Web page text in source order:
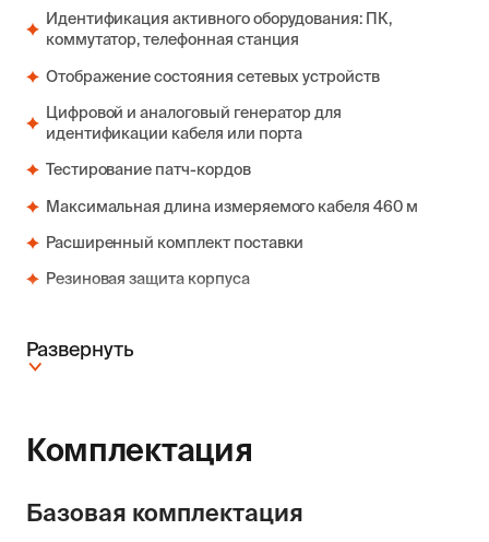
Идентификация активного оборудования: ПК,
коммутатор, телефонная станция
Отображение состояния сетевых устройств
Цифровой и аналоговый генератор для
идентификации кабеля или порта
Тестирование патч-кордов
Максимальная длина измеряемого кабеля 460 м
Расширенный комплект поставки
Резиновая защита корпуса
Развернуть
Комплектация
Базовая комплектация